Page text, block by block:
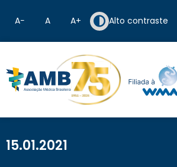
A− A A+ Alto contraste
15.01.2021